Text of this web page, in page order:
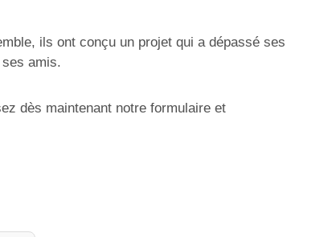
ils ont conçu un projet qui a dépassé ses
amis.
dès maintenant notre formulaire et